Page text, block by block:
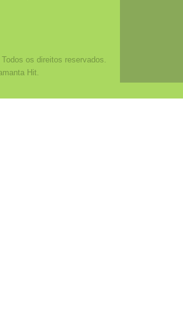
os direitos reservados.
Hit.